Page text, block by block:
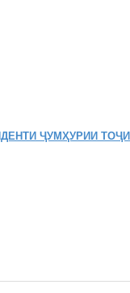
ҶУМҲУРИИ